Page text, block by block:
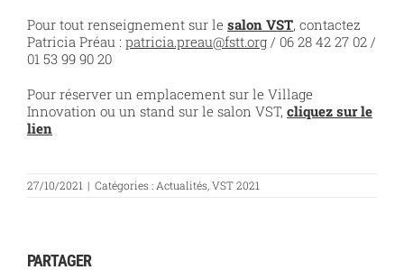
Pour tout renseignement sur le salon VST, contactez
Patricia Préau : patricia.preau@fstt.org / 06 28 42 27 02 /
01 53 99 90 20
Pour réserver un emplacement sur le Village
Innovation ou un stand sur le salon VST, cliquez sur le
lien
27/10/2021 | Catégories :Actualités,VST 2021
PARTAGER